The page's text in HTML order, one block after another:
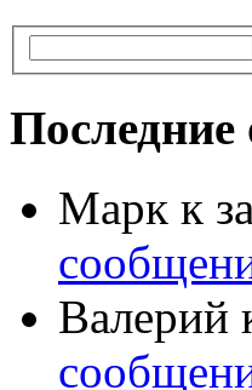
Последние
Марк к
Валерий